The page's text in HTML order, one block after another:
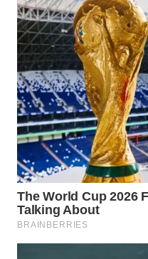
CIANJUR
WN
KEPULAUAN
SERIBU
WN
TANGERANG
WN
BINJAI
WN